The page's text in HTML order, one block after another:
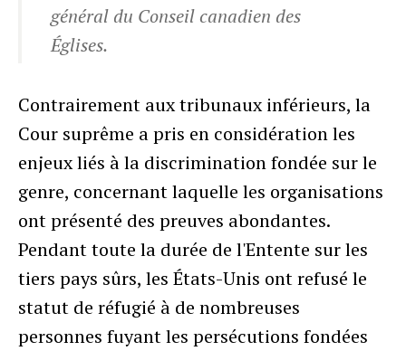
général du Conseil canadien des
Églises.
Contrairement aux tribunaux inférieurs, la
Cour suprême a pris en considération les
enjeux liés à la discrimination fondée sur le
genre, concernant laquelle les organisations
ont présenté des preuves abondantes.
Pendant toute la durée de l'Entente sur les
tiers pays sûrs, les États-Unis ont refusé le
statut de réfugié à de nombreuses
personnes fuyant les persécutions fondées